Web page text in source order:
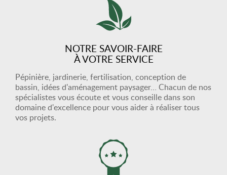
NOTRE SAVOIR-FAIRE
À VOTRE SERVICE
Pépinière, jardinerie, fertilisation, conception de
bassin, idées d'aménagement paysager… Chacun de nos
spécialistes vous écoute et vous conseille dans son
domaine d'excellence pour vous aider à réaliser tous
vos projets.